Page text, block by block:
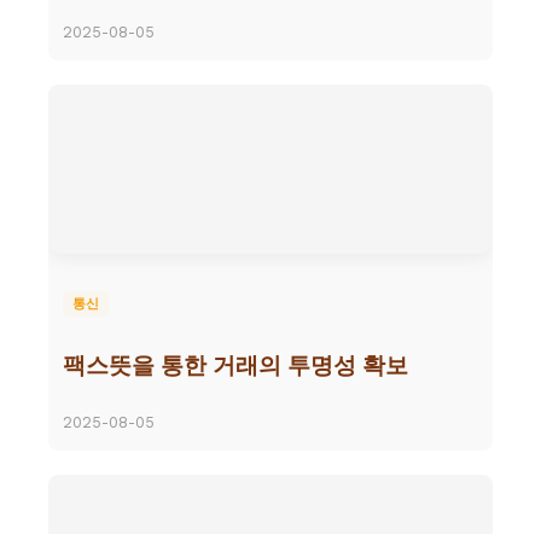
2025-08-05
통신
팩스뜻을 통한 거래의 투명성 확보
2025-08-05